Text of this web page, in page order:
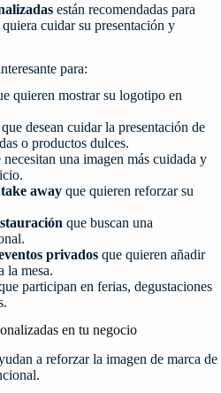
están recomendadas para
cuidar su presentación y
para:
quieren mostrar su logotipo en
que desean cuidar la presentación de
o productos dulces.
necesitan una imagen más cuidada y
away que quieren reforzar su
que buscan una
privados que quieren añadir
la mesa.
participan en ferias, degustaciones
en tu negocio
a reforzar la imagen de marca de